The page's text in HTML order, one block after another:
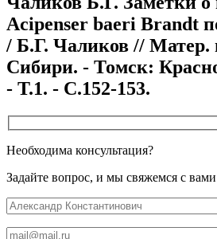
Acipenser baeri Brandt
/ Б.Г. Чаликов // Матер.
Сибири. - Томск:
- Т.1. - С.152-153.
Необходима консультация?
Задайте вопрос, и мы свяжемся с